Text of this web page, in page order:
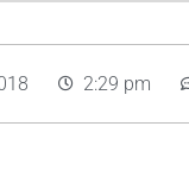
2:29 pm